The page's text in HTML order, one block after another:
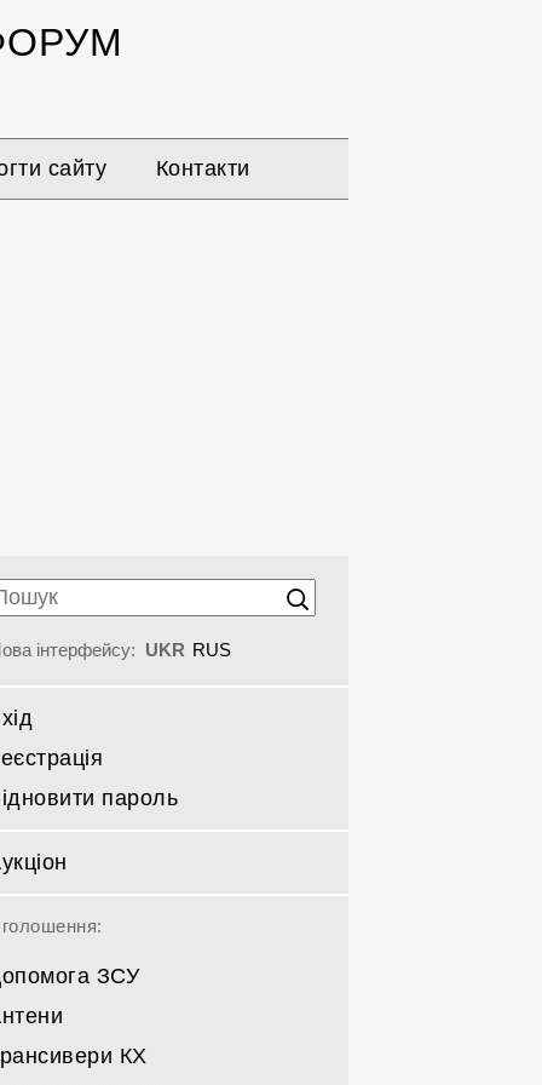
сайту Контакти
інтерфейсу: UKR RUS
пароль
ЗСУ
Спрямовані КВ
КХ